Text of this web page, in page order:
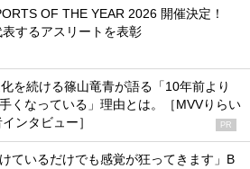
OF THE YEAR 2026 開催決定！
するアスリートを表彰
を続ける篠山竜青が語る「10年前より
くなっている」理由とは。［MVVりらい
ンタビュー］
PR
けているだけでも感覚が狂ってきます」B